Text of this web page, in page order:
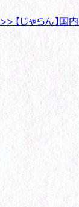
>> 【じゃらん】国